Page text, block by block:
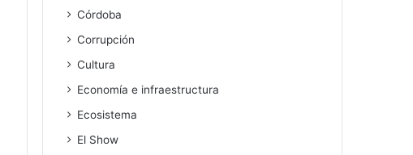
Córdoba
Corrupción
Cultura
Economía e infraestructura
Ecosistema
El Show